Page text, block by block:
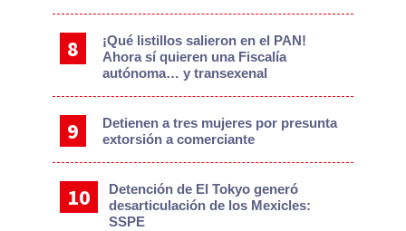
¡Qué listillos salieron en el PAN!
Ahora sí quieren una Fiscalía
autónoma… y transexenal
Detienen a tres mujeres por presunta
extorsión a comerciante
Detención de El Tokyo generó
desarticulación de los Mexicles:
SSPE